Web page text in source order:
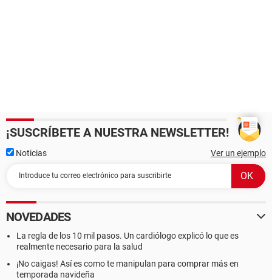
¡SUSCRÍBETE A NUESTRA NEWSLETTER!
Noticias Ver un ejemplo
NOVEDADES
La regla de los 10 mil pasos. Un cardiólogo explicó lo que es
realmente necesario para la salud
¡No caigas! Así es como te manipulan para comprar más en
temporada navideña